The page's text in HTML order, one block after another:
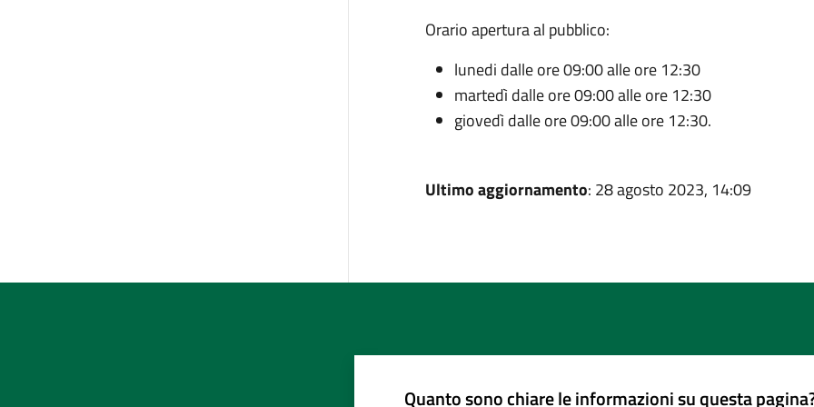
Orario apertura al pubblico:
lunedi dalle ore 09:00 alle ore 12:30
martedì dalle ore 09:00 alle ore 12:30
giovedì dalle ore 09:00 alle ore 12:30.
Ultimo aggiornamento: 28 agosto 2023, 14:09
Quanto sono chiare le informazioni su questa